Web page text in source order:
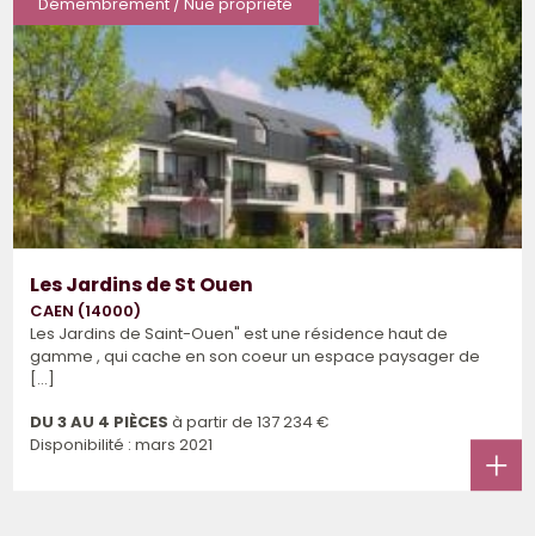
Les Jardins de St Ouen
CAEN (14000)
Les Jardins de Saint-Ouen" est une résidence haut de
gamme , qui cache en son coeur un espace paysager de
[...]
DU 3 AU 4 PIÈCES à partir de 137 234 €
Disponibilité : mars 2021